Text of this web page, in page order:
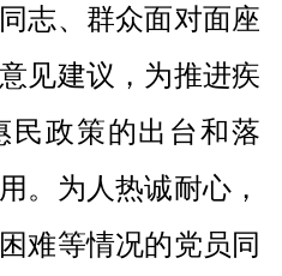
志、群众面对面座
见建议，为推进疾
民政策的出台和落
。为人热诚耐心，
难等情况的党员同